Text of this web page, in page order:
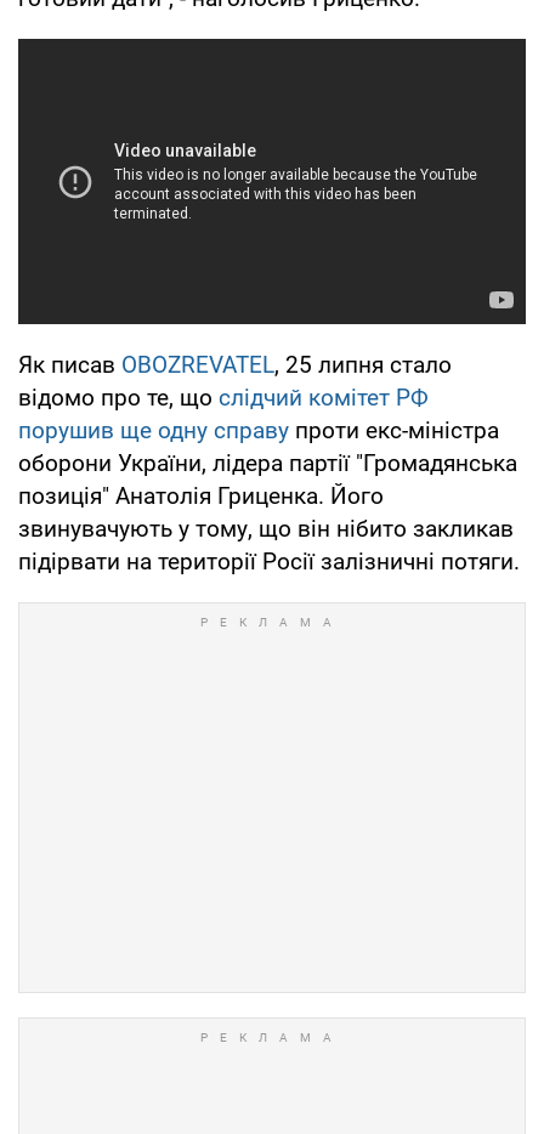
Як писав OBOZREVATEL, 25 липня стало
відомо про те, що слідчий комітет РФ
порушив ще одну справу проти екс-міністра
оборони України, лідера партії "Громадянська
позиція" Анатолія Гриценка. Його
звинувачують у тому, що він нібито закликав
підірвати на території Росії залізничні потяги.